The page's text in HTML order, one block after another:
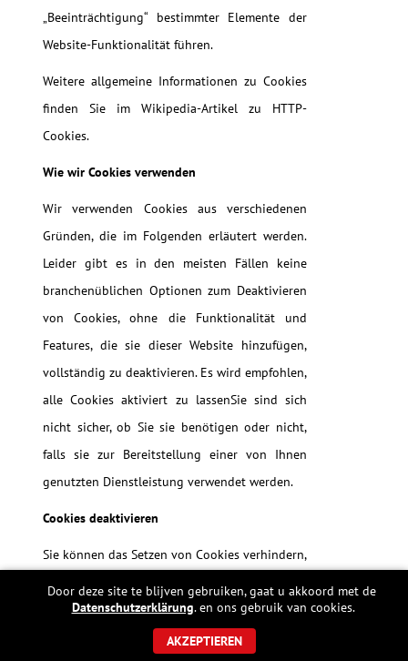
„Beeinträchtigung“ bestimmter Elemente der
Website-Funktionalität führen.
Weitere allgemeine Informationen zu Cookies
finden Sie im Wikipedia-Artikel zu HTTP-
Cookies.
Wie wir Cookies verwenden
Wir verwenden Cookies aus verschiedenen
Gründen, die im Folgenden erläutert werden.
Leider gibt es in den meisten Fällen keine
branchenüblichen Optionen zum Deaktivieren
von Cookies, ohne die Funktionalität und
Features, die sie dieser Website hinzufügen,
vollständig zu deaktivieren. Es wird empfohlen,
alle Cookies aktiviert zu lassenSie sind sich
nicht sicher, ob Sie sie benötigen oder nicht,
falls sie zur Bereitstellung einer von Ihnen
genutzten Dienstleistung verwendet werden.
Cookies deaktivieren
Sie können das Setzen von Cookies verhindern,
anpassen (Informationen hierzu finden Sie in
der Hilfe Ihres Browsers). Beachten Sie, dass die
Door deze site te blijven gebruiken, gaat u akkoord met de
Datenschutzerklärung. en ons gebruik van cookies.
AKZEPTIEREN